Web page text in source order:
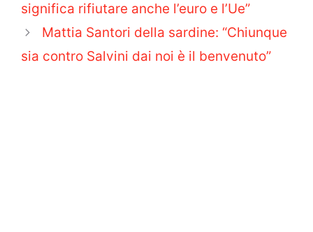
significa rifiutare anche l’euro e l’Ue”
Mattia Santori della sardine: “Chiunque
sia contro Salvini dai noi è il benvenuto”